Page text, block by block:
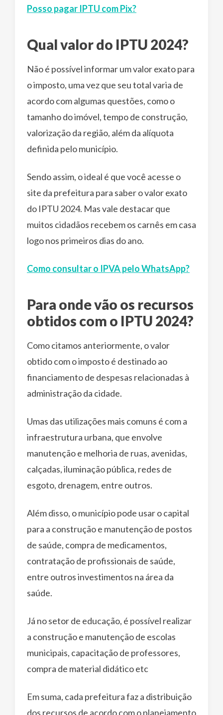
Posso pagar IPTU com Pix?
Qual valor do IPTU 2024?
Não é possível informar um valor exato para
o imposto, uma vez que seu total varia de
acordo com algumas questões, como o
tamanho do imóvel, tempo de construção,
valorização da região, além da alíquota
definida pelo município.
Sendo assim, o ideal é que você acesse o
site da prefeitura para saber o valor exato
do IPTU 2024. Mas vale destacar que
muitos cidadãos recebem os carnês em casa
logo nos primeiros dias do ano.
Como consultar o IPVA pelo WhatsApp?
Para onde vão os recursos
obtidos com o IPTU 2024?
Como citamos anteriormente, o valor
obtido com o imposto é destinado ao
financiamento de despesas relacionadas à
administração da cidade.
Umas das utilizações mais comuns é com a
infraestrutura urbana, que envolve
manutenção e melhoria de ruas, avenidas,
calçadas, iluminação pública, redes de
esgoto, drenagem, entre outros.
Além disso, o município pode usar o capital
para a construção e manutenção de postos
de saúde, compra de medicamentos,
contratação de profissionais de saúde,
entre outros investimentos na área da
saúde.
Já no setor de educação, é possível realizar
a construção e manutenção de escolas
municipais, capacitação de professores,
compra de material didático etc
Em suma, cada prefeitura faz a distribuição
dos recursos de acordo com o planejamento